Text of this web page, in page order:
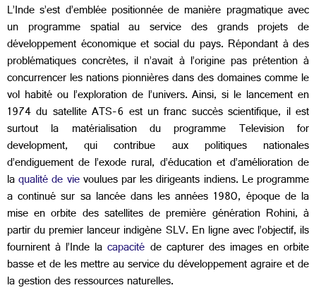
L’Inde s’est d’emblée positionnée de manière pragmatique avec
un programme spatial au service des grands projets de
développement économique et social du pays. Répondant à des
problématiques concrètes, il n’avait à l’origine pas prétention à
concurrencer les nations pionnières dans des domaines comme le
vol habité ou l’exploration de l’univers. Ainsi, si le lancement en
1974 du satellite ATS-6 est un franc succès scientifique, il est
surtout la matérialisation du programme Television for
development, qui contribue aux politiques nationales
d’endiguement de l’exode rural, d’éducation et d’amélioration de
laqualité de vievoulues par les dirigeants indiens. Le programme
a continué sur sa lancée dans les années 1980, époque de la
mise en orbite des satellites de première génération Rohini, à
partir du premier lanceur indigène SLV. En ligne avec l’objectif, ils
fournirent à l’Inde lacapacité de capturer des images en orbite
basse et de les mettre au service du développement agraire et de
la gestion des ressources naturelles.